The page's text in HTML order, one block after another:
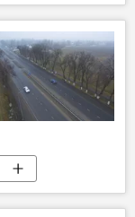
Россиянын Донбассты коргоо боюнча атайын операциясы